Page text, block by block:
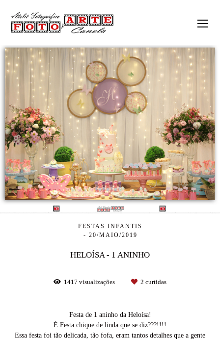
FESTAS INFANTIS
20/MAIO/2019
HELOÍSA - 1 ANINHO
1417 visualizações 2 curtidas
Festa de 1 aninho da Heloísa!
É Festa chique de linda que se diz???!!!!
Essa festa foi tão delicada, tão fofa, eram tantos detalhes que a gente